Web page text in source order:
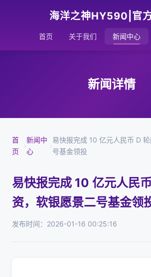
海洋之神HY590|官
首页 关于我们 新闻中心
新闻详情
首
页
›
新闻中
心
›
易快报完成 10 亿元人民币 D
号基金领投
易快报完成 10 亿元人民
资，软银愿景二号基金领
发布时间：2026-01-16 00:25:16